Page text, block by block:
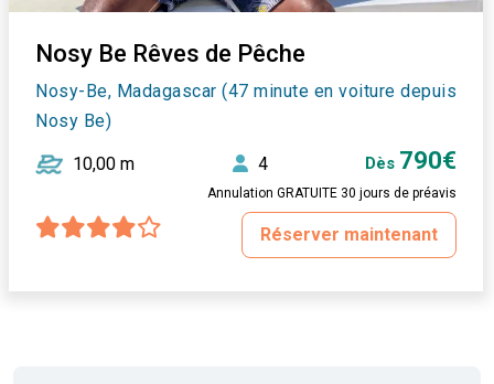
Nosy Be Rêves de Pêche
Nosy-Be, Madagascar (47 minute en voiture depuis
Nosy Be)
10,00 m 4 Dès 790€
Annulation GRATUITE 30 jours de préavis
Réserver maintenant